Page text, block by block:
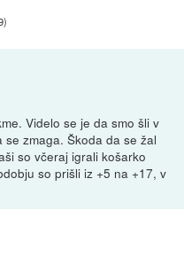
)
Videlo se je da smo šli v
zmaga. Škoda da se žal
so včeraj igrali košarko
so prišli iz +5 na +17, v